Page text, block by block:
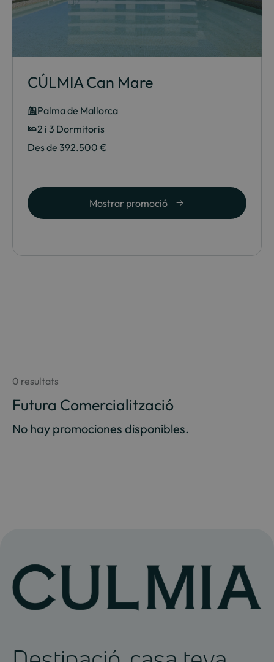
CÚLMIA Can Mare
Palma de Mallorca
2 i 3 Dormitoris
Des de 392.500 €
Mostrar promoció
0 resultats
Futura Comercialització
No hay promociones disponibles.